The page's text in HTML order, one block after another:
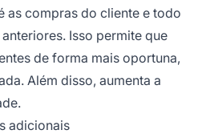
as compras do cliente e todo
Isso permite que
de forma mais oportuna,
Além disso, aumenta a
adicionais